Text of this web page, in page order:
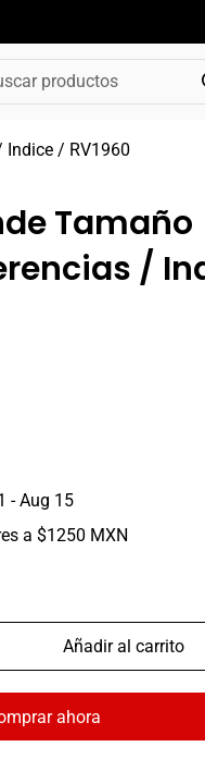
productos
Indice / RV1960
Tamaño
/
- Aug 15
a $1250 MXN
Añadir al carrito
ahora